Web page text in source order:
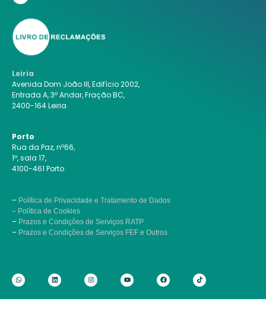
Leiria
Avenida Dom João III, Edifício 2002,
Entrada A, 3º Andar, Fração BC,
2400-164 Leiria
Porto
Rua da Paz, nº66,
1º, sala 17,
4100-461 Porto
– Política de Privacidade e Tratamento de Dados
– Política de Cookies
– Prazos e Condições de Serviços RATP
– Prazos e Condições de Serviços FEF e Outros